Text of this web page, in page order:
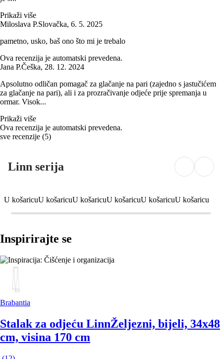
Prikaži više
Miloslava P.Slovačka, 6. 5. 2025
pametno, usko, baš ono što mi je trebalo
Ova recenzija je automatski prevedena.
Jana P.Češka, 28. 12. 2024
Apsolutno odličan pomagač za glačanje na pari (zajedno s jastučićem
za glačanje na pari), ali i za prozračivanje odjeće prije spremanja u
ormar. Visok...
Prikaži više
Ova recenzija je automatski prevedena.
sve recenzije (5)
Linn serija
U košaricuU košaricuU košaricuU košaricuU košaricuU košaricu
Inspirirajte se
Brabantia
Stalak za odjeću LinnŽeljezni, bijeli, 34x48
cm, visina 170 cm